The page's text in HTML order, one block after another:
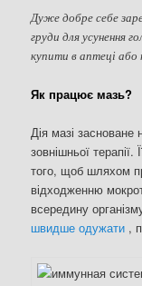
Дуже добре себе
груди для усунення
купити в аптеці
Як працює мазь?
Дія мазі
зовнішньої
того, щоб шляхом
відходженню
всередину
швидше одужати ,